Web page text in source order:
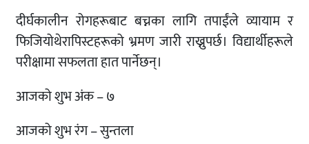
दीर्घकालीन रोगहरूबाट बच्नका लागि तपाईंले व्यायाम र
फिजियोथेरापिस्टहरूको भ्रमण जारी राख्नुपर्छ। विद्यार्थीहरूले
परीक्षामा सफलता हात पार्नेछन्।
आजको शुभ अंक – ७
आजको शुभ रंग – सुन्तला